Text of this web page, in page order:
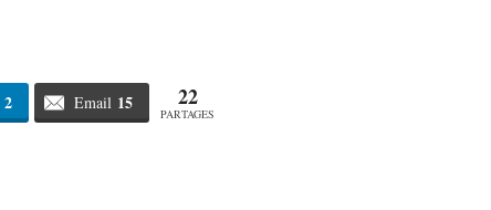
2 Email 15 22
PARTAGES